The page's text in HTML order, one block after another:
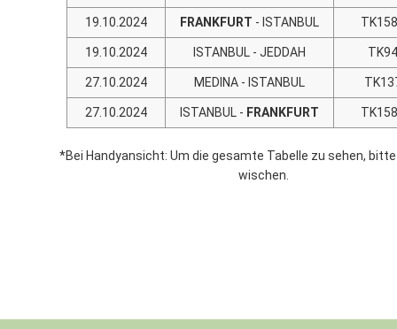
19.10.2024 FRANKFURT - ISTANBUL
19.10.2024 ISTANBUL - JEDDAH TK94
27.10.2024 MEDINA - ISTANBUL
27.10.2024 ISTANBUL - FRANKFURT
*Bei Handyansicht: Um die gesamte Tabelle zu sehen,
wischen.